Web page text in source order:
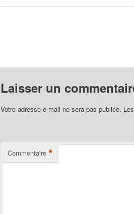
Laisser un
Votre adresse e-mail ne sera pas publiée.
Commentaire *